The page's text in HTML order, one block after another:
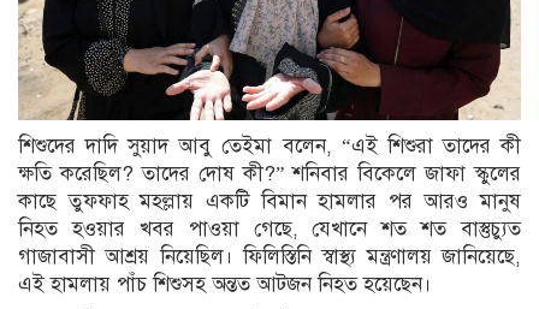
শিশুদের দাদি সুয়াদ আবু তেইমা বলেন, “এই শিশুরা তাদের কী
ক্ষতি করেছিল? তাদের দোষ কী?” শনিবার বিকেলে জাফা স্কুলের
কাছে তুফফাহ মহল্লায় একটি বিমান হামলার পর আরও মানুষ
নিহত হওয়ার খবর পাওয়া গেছে, যেখানে শত শত বাস্তুচ্যুত
গাজাবাসী আশ্রয় নিয়েছিল। ফিলিস্তিনি স্বাস্থ্য মন্ত্রণালয় জানিয়েছে,
এই হামলায় পাঁচ শিশুসহ অন্তত আটজন নিহত হয়েছেন।